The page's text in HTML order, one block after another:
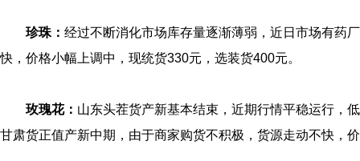
珍珠： 经过不断消化市场库存量逐渐薄弱，近日市场有药
快，价格小幅上调中，现统货330元，选装货400元。
玫瑰花： 山东头茬货产新基本结束，近期行情平稳运行，
甘肃货正值产新中期，由于商家购货不积极，货源走动不快，